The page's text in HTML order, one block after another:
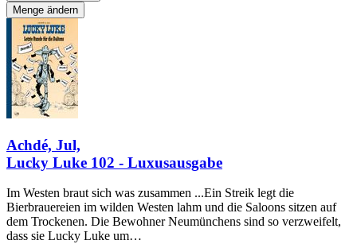
Menge ändern
Achdé, Jul,
Lucky Luke 102 - Luxusausgabe
Im Westen braut sich was zusammen ...Ein Streik legt die
Bierbrauereien im wilden Westen lahm und die Saloons sitzen auf
dem Trockenen. Die Bewohner Neumünchens sind so verzweifelt,
dass sie Lucky Luke um…